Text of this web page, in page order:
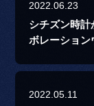
2022.06.23
シチズン時計
ボレーション
2022.05.11